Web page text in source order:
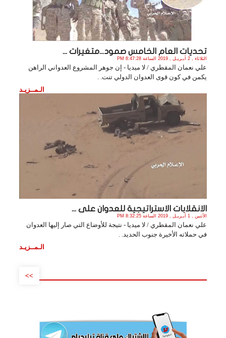
تحديات العام الخامس صمود...متغيرات ...
الثلاثاء , 2 أبـريـل , 2019 الساعة 8:47:28 PM
علي نعمان المقطري / لا ميديا - إن جوهر المشروع العدواني الراهن
يكمن في كون قوى العدوان الدولي تنت. .
الـمــزيـد
الانقلابات الاستراتيجية للعدوان على ...
الأثنين , 1 أبـريـل , 2019 الساعة 8:32:25 PM
علي نعمان المقطري / لا ميديا - نتيجة للأوضاع التي صار إليها العدوان
في حملاته الأخيرة جنوب الحديد. .
الـمــزيـد
>>